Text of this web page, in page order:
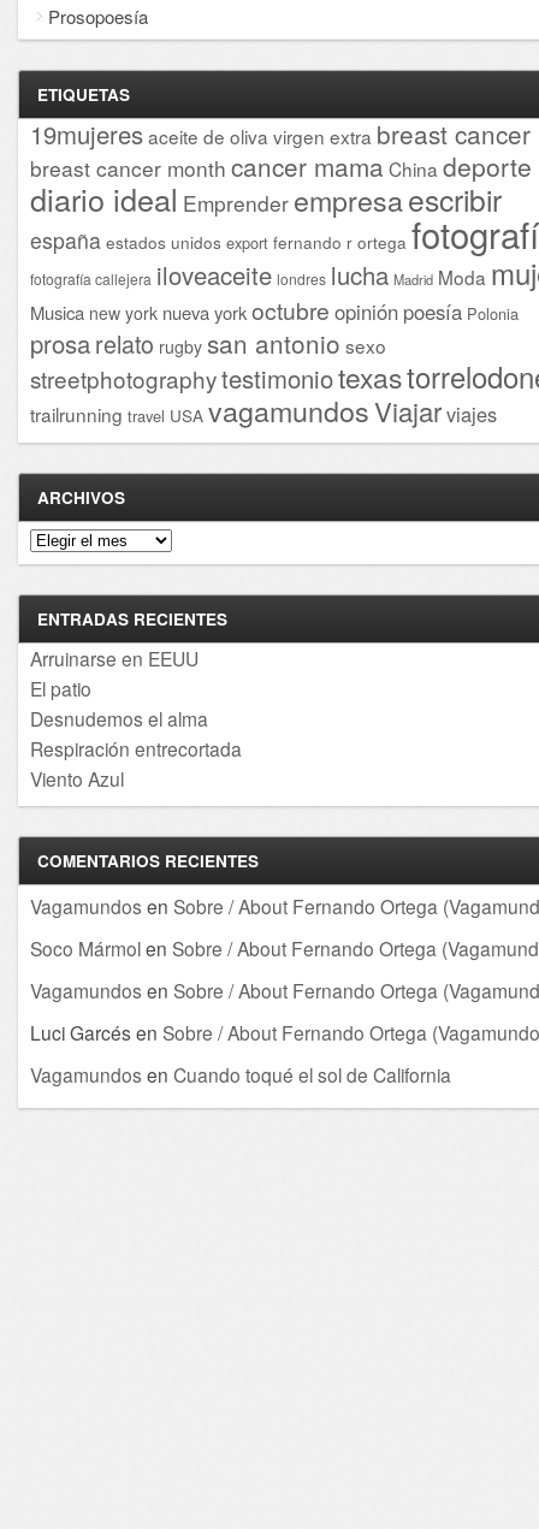
Prosopoesía
ETIQUETAS
19mujeresaceite de oliva virgen extra breast cancer
breast cancer month cancer mama China deporte
diario ideal Emprender empresaescribir
españa estados unidos export fernando r ortega
fotografía callejera iloveaceite londres lucha Madrid Moda
Musica new york nueva yorkoctubre opinión poesía Polonia
prosarelato rugby san antonio sexo
streetphotographytestimoniotexas
trailrunning travel USA vagamundosViajarviajes
ARCHIVOS
Archivos
ENTRADAS RECIENTES
Arruinarse en EEUU
El patio
Desnudemos el alma
Respiración entrecortada
Viento Azul
COMENTARIOS RECIENTES
Vagamundos en Sobre / About Fernando Ortega
Soco Mármolen Sobre / About Fernando Ortega
Vagamundos en Sobre / About Fernando Ortega
Luci Garcés en Sobre / About Fernando Ortega
Vagamundos en Cuando toqué el sol de California